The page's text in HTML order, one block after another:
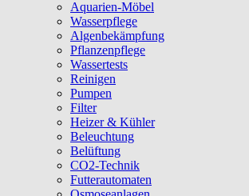
Aquarien-Möbel
Wasserpflege
Algenbekämpfung
Pflanzenpflege
Wassertests
Reinigen
Pumpen
Filter
Heizer & Kühler
Beleuchtung
Belüftung
CO2-Technik
Futterautomaten